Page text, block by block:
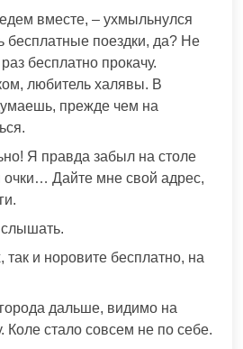
вместе, – ухмыльнулся
бесплатные поездки, да? Не
бесплатно прокачу.
любитель халявы. В
прежде чем на
Я правда забыл на столе
очки… Дайте мне свой адрес,
слышать.
и норовите бесплатно, на
дальше, видимо на
Коле стало совсем не по себе.